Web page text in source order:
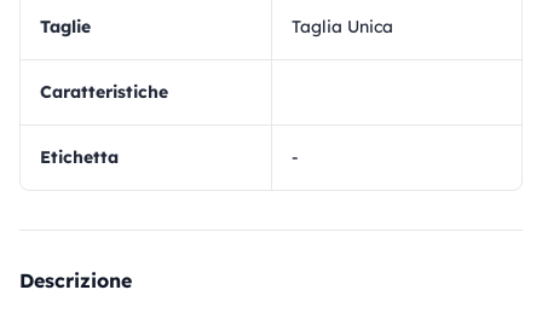
Taglie Taglia Unica
Caratteristiche
Etichetta -
Descrizione